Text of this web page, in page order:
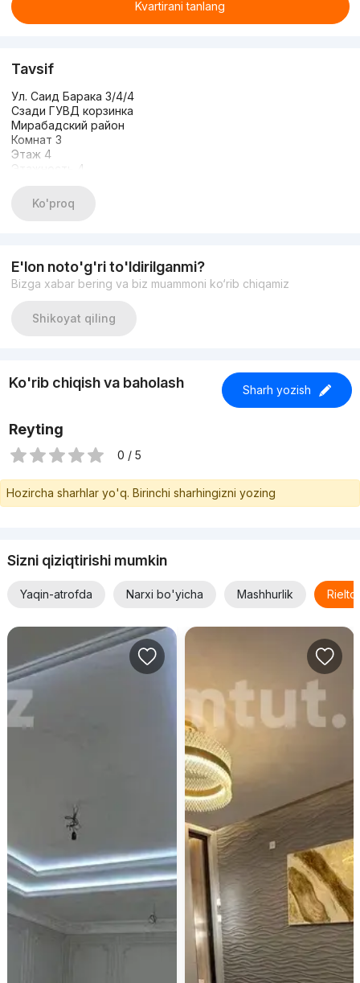
Kvartirani tanlang
Tavsif
Ул. Саид Барака 3/4/4
Сзади ГУВД корзинка
Мирабадский район
Комнат 3
Этаж 4
Этажность 4
Состояние с ремонтом
ЦЕНА: 105.000 у.е СРОЧНО
Ko'proq
E'lon noto'g'ri to'ldirilganmi?
Bizga xabar bering va biz muammoni ko‘rib chiqamiz
Shikoyat qiling
Ko'rib chiqish va baholash Sharh yozish
Reyting
0 / 5
Hozircha sharhlar yo'q. Birinchi sharhingizni yozing
Sizni qiziqtirishi mumkin
Yaqin-atrofda Narxi bo'yicha Mashhurlik